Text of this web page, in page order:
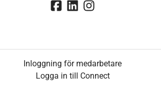
Inloggning för medarbetare
Logga in till Connect